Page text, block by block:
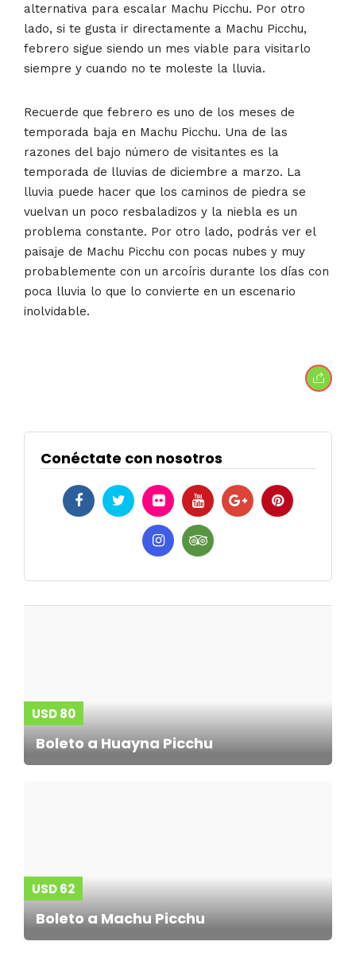
alternativa para escalar Machu Picchu. Por otro
lado, si te gusta ir directamente a Machu Picchu,
febrero sigue siendo un mes viable para visitarlo
siempre y cuando no te moleste la lluvia.
Recuerde que febrero es uno de los meses de
temporada baja en Machu Picchu. Una de las
razones del bajo número de visitantes es la
temporada de lluvias de diciembre a marzo. La
lluvia puede hacer que los caminos de piedra se
vuelvan un poco resbaladizos y la niebla es un
problema constante. Por otro lado, podrás ver el
paisaje de Machu Picchu con pocas nubes y muy
probablemente con un arcoíris durante los días con
poca lluvia lo que lo convierte en un escenario
inolvidable.
Conéctate con nosotros
USD 80
Boleto a Huayna Picchu
USD 62
Boleto a Machu Picchu